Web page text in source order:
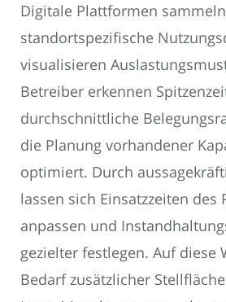
Digitale Plattformen sammeln
standortspezifische
visualisieren
Betreiber erkennen
durchschnittliche
die Planung vorhandener
optimiert. Durch
lassen sich Einsatzzeiten des
anpassen und
gezielter festlegen. Auf diese
Bedarf zusätzlicher